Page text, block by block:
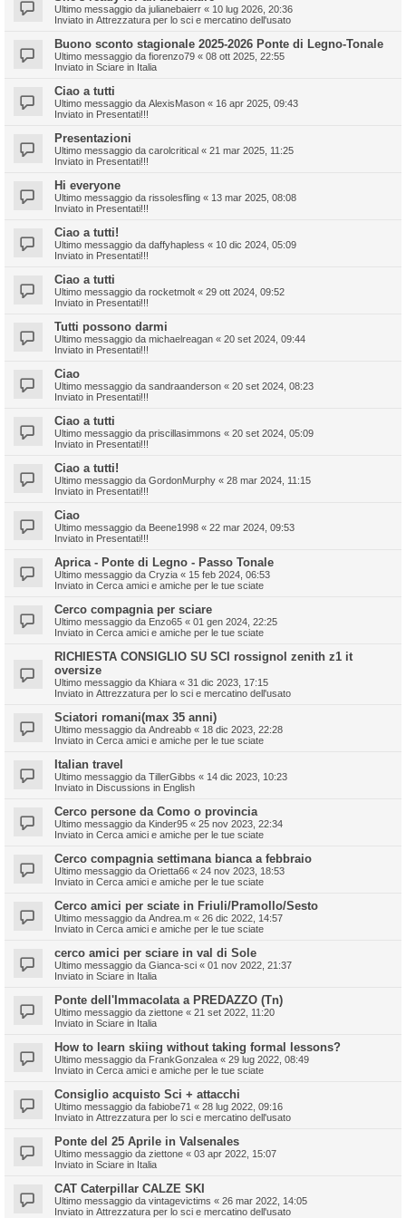
Ultimo messaggio da julianebaierr « 10 lug 2026, 20:36
Inviato in Attrezzatura per lo sci e mercatino dell'usato
Buono sconto stagionale 2025-2026 Ponte di Legno-Tonale
Ultimo messaggio da fiorenzo79 « 08 ott 2025, 22:55
Inviato in Sciare in Italia
Ciao a tutti
Ultimo messaggio da AlexisMason « 16 apr 2025, 09:43
Inviato in Presentati!!!
Presentazioni
Ultimo messaggio da carolcritical « 21 mar 2025, 11:25
Inviato in Presentati!!!
Hi everyone
Ultimo messaggio da rissolesfling « 13 mar 2025, 08:08
Inviato in Presentati!!!
Ciao a tutti!
Ultimo messaggio da daffyhapless « 10 dic 2024, 05:09
Inviato in Presentati!!!
Ciao a tutti
Ultimo messaggio da rocketmolt « 29 ott 2024, 09:52
Inviato in Presentati!!!
Tutti possono darmi
Ultimo messaggio da michaelreagan « 20 set 2024, 09:44
Inviato in Presentati!!!
Ciao
Ultimo messaggio da sandraanderson « 20 set 2024, 08:23
Inviato in Presentati!!!
Ciao a tutti
Ultimo messaggio da priscillasimmons « 20 set 2024, 05:09
Inviato in Presentati!!!
Ciao a tutti!
Ultimo messaggio da GordonMurphy « 28 mar 2024, 11:15
Inviato in Presentati!!!
Ciao
Ultimo messaggio da Beene1998 « 22 mar 2024, 09:53
Inviato in Presentati!!!
Aprica - Ponte di Legno - Passo Tonale
Ultimo messaggio da Cryzia « 15 feb 2024, 06:53
Inviato in Cerca amici e amiche per le tue sciate
Cerco compagnia per sciare
Ultimo messaggio da Enzo65 « 01 gen 2024, 22:25
Inviato in Cerca amici e amiche per le tue sciate
RICHIESTA CONSIGLIO SU SCI rossignol zenith z1 it
oversize
Ultimo messaggio da Khiara « 31 dic 2023, 17:15
Inviato in Attrezzatura per lo sci e mercatino dell'usato
Sciatori romani(max 35 anni)
Ultimo messaggio da Andreabb « 18 dic 2023, 22:28
Inviato in Cerca amici e amiche per le tue sciate
Italian travel
Ultimo messaggio da TillerGibbs « 14 dic 2023, 10:23
Inviato in Discussions in English
Cerco persone da Como o provincia
Ultimo messaggio da Kinder95 « 25 nov 2023, 22:34
Inviato in Cerca amici e amiche per le tue sciate
Cerco compagnia settimana bianca a febbraio
Ultimo messaggio da Orietta66 « 24 nov 2023, 18:53
Inviato in Cerca amici e amiche per le tue sciate
Cerco amici per sciate in Friuli/Pramollo/Sesto
Ultimo messaggio da Andrea.m « 26 dic 2022, 14:57
Inviato in Cerca amici e amiche per le tue sciate
cerco amici per sciare in val di Sole
Ultimo messaggio da Gianca-sci « 01 nov 2022, 21:37
Inviato in Sciare in Italia
Ponte dell'Immacolata a PREDAZZO (Tn)
Ultimo messaggio da ziettone « 21 set 2022, 11:20
Inviato in Sciare in Italia
How to learn skiing without taking formal lessons?
Ultimo messaggio da FrankGonzalea « 29 lug 2022, 08:49
Inviato in Cerca amici e amiche per le tue sciate
Consiglio acquisto Sci + attacchi
Ultimo messaggio da fabiobe71 « 28 lug 2022, 09:16
Inviato in Attrezzatura per lo sci e mercatino dell'usato
Ponte del 25 Aprile in Valsenales
Ultimo messaggio da ziettone « 03 apr 2022, 15:07
Inviato in Sciare in Italia
CAT Caterpillar CALZE SKI
Ultimo messaggio da vintagevictims « 26 mar 2022, 14:05
Inviato in Attrezzatura per lo sci e mercatino dell'usato